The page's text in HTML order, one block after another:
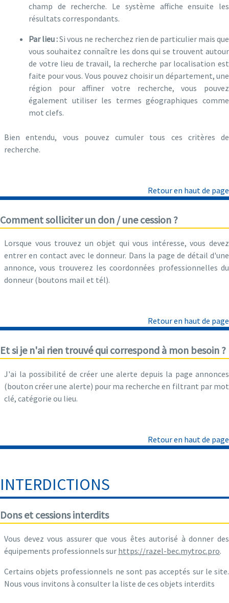
champ de recherche. Le système affiche ensuite les
résultats correspondants.
Par lieu :Si vous ne recherchez rien de particulier mais que
vous souhaitez connaître les dons qui se trouvent autour
de votre lieu de travail, la recherche par localisation est
faite pour vous. Vous pouvez choisir un département, une
région pour affiner votre recherche, vous pouvez
également utiliser les termes géographiques comme
mot clefs.
Bien entendu, vous pouvez cumuler tous ces critères de
recherche.
Retour en haut de page
Comment solliciter un don / une cession ?
Lorsque vous trouvez un objet qui vous intéresse, vous devez
entrer en contact avec le donneur. Dans la page de détail d'une
annonce, vous trouverez les coordonnées professionnelles du
donneur (boutons mail et tél).
Retour en haut de page
Et si je n'ai rien trouvé qui correspond à mon besoin ?
J'ai la possibilité de créer une alerte depuis la page annonces
(bouton créer une alerte) pour ma recherche en filtrant par mot
clé, catégorie ou lieu.
Retour en haut de page
INTERDICTIONS
Dons et cessions interdits
Vous devez vous assurer que vous êtes autorisé à donner des
équipements professionnels sur https://razel-bec.mytroc.pro.
Certains objets professionnels ne sont pas acceptés sur le site.
Nous vous invitons à consulter la liste de ces objets interdits